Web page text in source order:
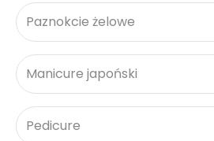
Paznokcie żelowe
Manicure japoński
Pedicure